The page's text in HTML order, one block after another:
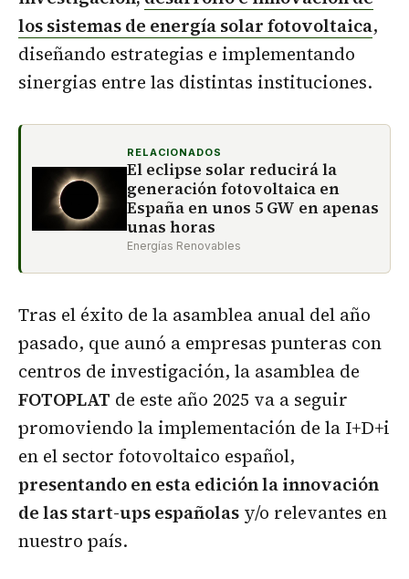
los sistemas de energía solar fotovoltaica,
diseñando estrategias e implementando
sinergias entre las distintas instituciones.
RELACIONADOS
El eclipse solar reducirá la
generación fotovoltaica en
España en unos 5 GW en apenas
unas horas
Energías Renovables
Tras el éxito de la asamblea anual del año
pasado, que aunó a empresas punteras con
centros de investigación, la asamblea de
FOTOPLAT de este año 2025 va a seguir
promoviendo la implementación de la I+D+i
en el sector fotovoltaico español,
presentando en esta edición la innovación
de las start-ups españolas y/o relevantes en
nuestro país.